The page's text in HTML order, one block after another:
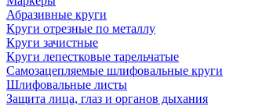
Абразивные круги
Круги отрезные по металлу
Круги зачистные
Круги лепестковые тарельчатые
Самозацепляемые шлифовальные круги
Шлифовальные листы
Защита лица, глаз и органов дыхания